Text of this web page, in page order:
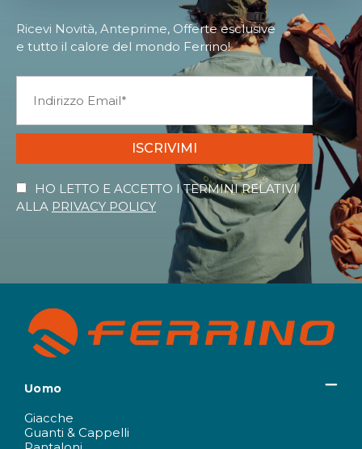
Ricevi Novità, Anteprime, Offerte esclusive
e tutto il calore del mondo Ferrino!
ISCRIVIMI
HO LETTO E ACCETTO I TERMINI RELATIVI
ALLA PRIVACY POLICY
Uomo
Giacche
Guanti & Cappelli